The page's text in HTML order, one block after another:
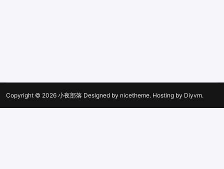
Copyright © 2026 小夜部落 Designed by nicetheme. Hosting by Diyvm.